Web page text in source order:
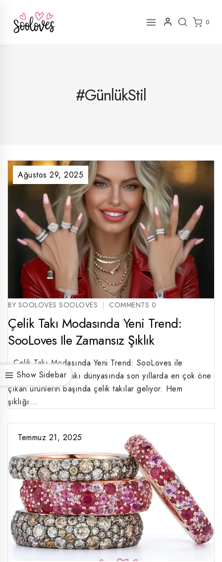
0
Show Sidebar
#GünlükStil
BY SOOLOVES SOOLOVES
Ağustos 29, 2025
COMMENTS 0
Çelik Takı Modasında Yeni Trend:
SooLoves Ile Zamansız Şıklık
Çelik Takı Modasında Yeni Trend: SooLoves ile
Zamansız Şıklık Takı dünyasında son yıllarda en çok öne
çıkan ürünlerin başında çelik takılar geliyor. Hem
şıklığı…
Temmuz 21, 2025